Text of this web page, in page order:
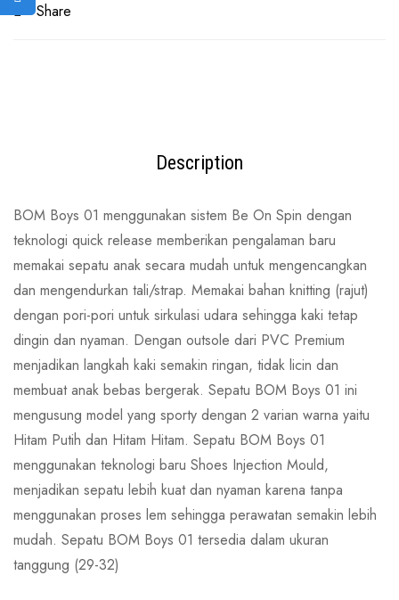
Share
Description
BOM Boys 01 menggunakan sistem Be On Spin dengan
teknologi quick release memberikan pengalaman baru
memakai sepatu anak secara mudah untuk mengencangkan
dan mengendurkan tali/strap. Memakai bahan knitting (rajut)
dengan pori-pori untuk sirkulasi udara sehingga kaki tetap
dingin dan nyaman. Dengan outsole dari PVC Premium
menjadikan langkah kaki semakin ringan, tidak licin dan
membuat anak bebas bergerak. Sepatu BOM Boys 01 ini
mengusung model yang sporty dengan 2 varian warna yaitu
Hitam Putih dan Hitam Hitam. Sepatu BOM Boys 01
menggunakan teknologi baru Shoes Injection Mould,
menjadikan sepatu lebih kuat dan nyaman karena tanpa
menggunakan proses lem sehingga perawatan semakin lebih
mudah. Sepatu BOM Boys 01 tersedia dalam ukuran
tanggung (29-32)